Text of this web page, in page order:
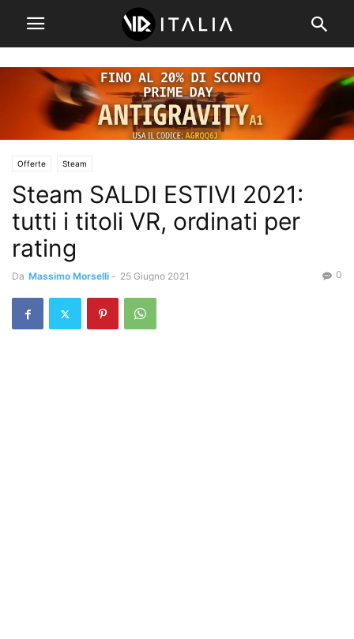
Offerte Steam
Steam SALDI ESTIVI 2021:
tutti i titoli VR, ordinati per
rating
Da Massimo Morselli - 25 Giugno 2021 0